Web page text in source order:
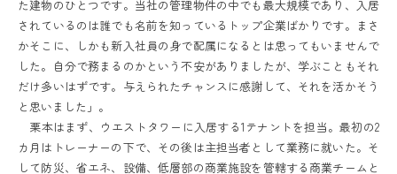
た建物のひとつです。当社の管理物件の中でも最大規模であり、入居
されているのは誰でも名前を知っているトップ企業ばかりです。まさ
かそこに、しかも新入社員の身で配属になるとは思ってもいませんで
した。自分で務まるのかという不安がありましたが、学ぶこともそれ
だけ多いはずです。与えられたチャンスに感謝して、それを活かそう
と思いました」。
栗本はまず、ウエストタワーに入居する1テナントを担当。最初の2
カ月はトレーナーの下で、その後は主担当者として業務に就いた。そ
して防災、省エネ、設備、低層部の商業施設を管轄する商業チームと